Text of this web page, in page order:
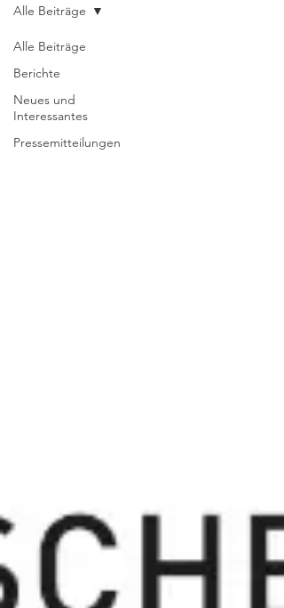
Alle Beiträge
Berichte
Neues und
Interessantes
Pressemitteilungen
Alle Beiträge